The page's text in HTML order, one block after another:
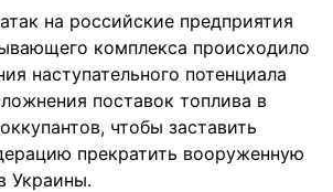
на российские предприятия
комплекса происходило
наступательного потенциала
поставок топлива в
чтобы заставить
прекратить вооруженную
Украины.